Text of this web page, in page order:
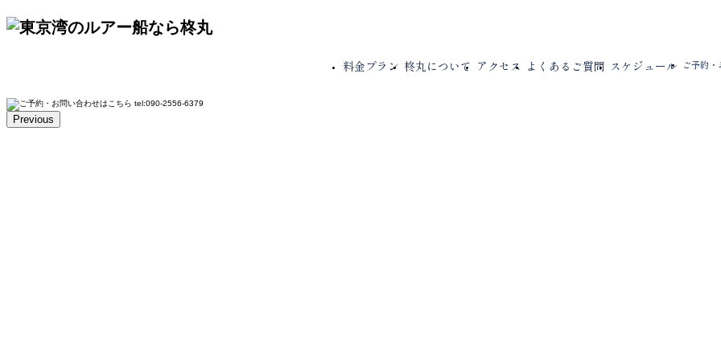
料金プラン 柊丸について アクセス よくあるご質問 スケジュール ご予約
Previous